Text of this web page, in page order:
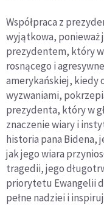
Współpraca z
wyjątkowa, ponieważ
prezydentem, który
rosnącego i
amerykańskiej, kiedy
wyzwaniami,
prezydenta, który w
znaczenie wiary i
historia pana Bidena,
jak jego wiara
tragedii, jego
priorytetu Ewangelii
pełne nadziei i